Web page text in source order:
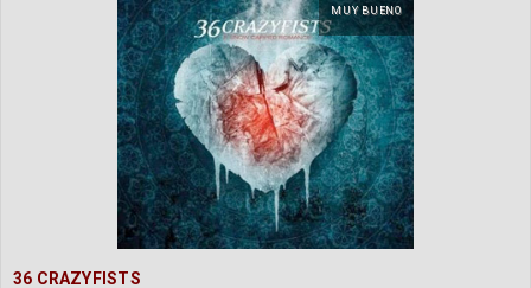
MUY BUENO
36 CRAZYFISTS